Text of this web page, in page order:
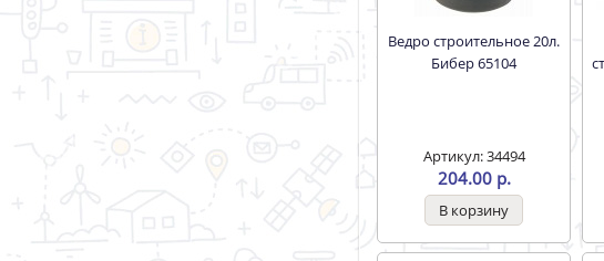
Ведро строительное 20л.
Бибер 65104
Артикул: 34494
204.00 р.